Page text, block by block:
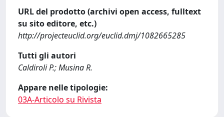
URL del prodotto (archivi open access, fulltext
su sito editore, etc.)
http://projecteuclid.org/euclid.dmj/1082665285
Tutti gli autori
Caldiroli P.; Musina R.
Appare nelle tipologie:
03A-Articolo su Rivista